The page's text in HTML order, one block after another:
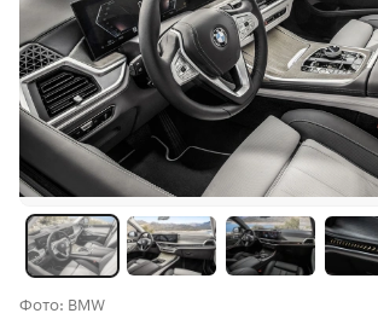
Фото: BMW